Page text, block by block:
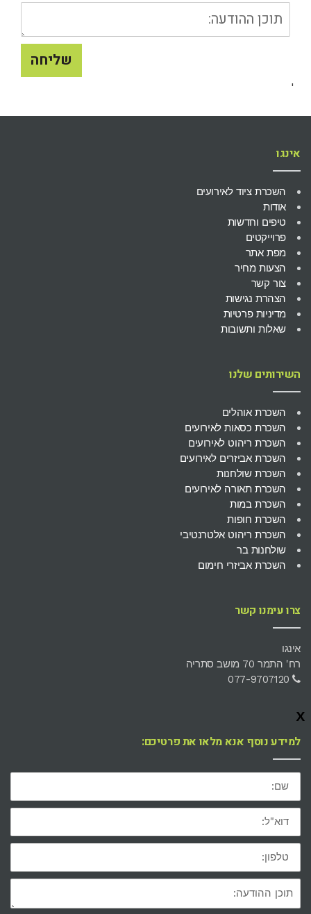
תוכן
ההודעה
שליחה
'
אינגו
השכרת ציוד לאירועים
אודות
טיפים וחדשות
פרוייקטים
מפת אתר
הצעות מחיר
צור קשר
הצהרת נגישות
מדיניות פרטיות
שאלות ותשובות
השירותים שלנו
השכרת אוהלים
השכרת כסאות לאירועים
השכרת ריהוט לאירועים
השכרת אביזרים לאירועים
השכרת שולחנות
השכרת תאורה לאירועים
השכרת במות
השכרת חופות
השכרת ריהוט אלטרנטיבי
שולחנות בר
השכרת אביזרי חימום
צרו עימנו קשר
אינגו
רח' התמר 70 מושב סתריה
077-9707120
x
למידע נוסף אנא מלאו את פרטיכם:
שם:
דוא"ל:
טלפון:
תוכן
ההודעה